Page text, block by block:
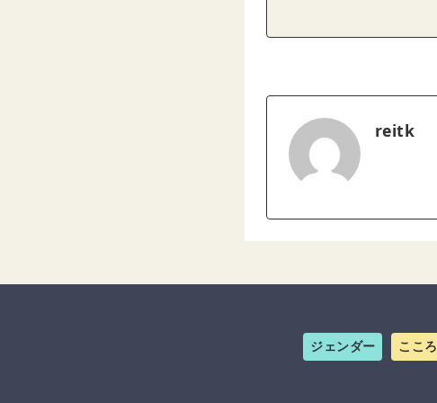
reitk
ジェンダー こころ